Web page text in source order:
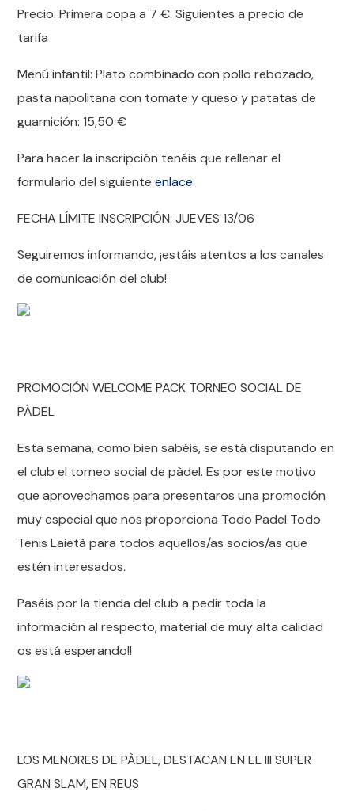
Precio: Primera copa a 7€. Siguientes a precio de
tarifa
Menú infantil: Plato combinado con pollo rebozado,
pasta napolitana con tomate y queso y patatas de
guarnición: 15,50 €
Para hacer la inscripción tenéis que rellenar el
formulario del siguienteenlace.
FECHA LÍMITE INSCRIPCIÓN: JUEVES 13/06
Seguiremos informando, ¡estáis atentos a los canales
de comunicación del club!
PROMOCIÓN WELCOME PACK TORNEO SOCIAL DE
PÀDEL
Esta semana, como bien sabéis, se está disputando en
el club el torneo social de pàdel. Es por este motivo
que aprovechamos para presentaros una promoción
muy especial que nos proporciona Todo Padel Todo
Tenis Laietà para todos aquellos/as socios/as que
estén interesados.
Paséis por la tienda del club a pedir toda la
información al respecto, material de muy alta calidad
os está esperando!!
LOS MENORES DE PÀDEL, DESTACAN EN EL III SUPER
GRAN SLAM, EN REUS